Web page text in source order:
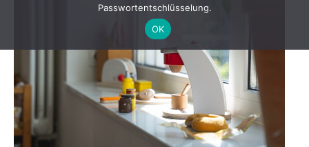
Passwortentschlüsselung.
OK